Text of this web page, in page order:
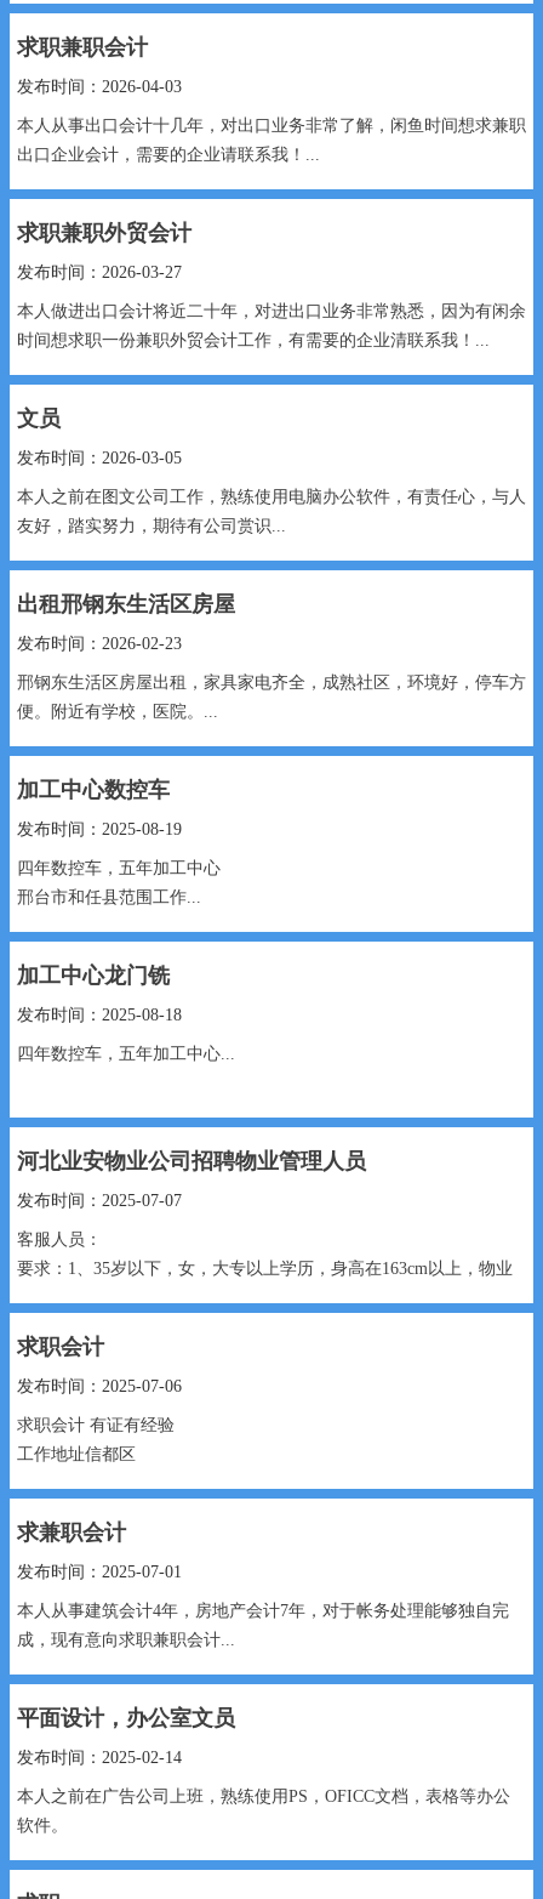
求职兼职会计
发布时间：2026-04-03
本人从事出口会计十几年，对出口业务非常了解，闲鱼时间想求兼职
出口企业会计，需要的企业请联系我！...
求职兼职外贸会计
发布时间：2026-03-27
本人做进出口会计将近二十年，对进出口业务非常熟悉，因为有闲余
时间想求职一份兼职外贸会计工作，有需要的企业清联系我！...
文员
发布时间：2026-03-05
本人之前在图文公司工作，熟练使用电脑办公软件，有责任心，与人
友好，踏实努力，期待有公司赏识...
出租邢钢东生活区房屋
发布时间：2026-02-23
邢钢东生活区房屋出租，家具家电齐全，成熟社区，环境好，停车方
便。附近有学校，医院。...
加工中心数控车
发布时间：2025-08-19
四年数控车，五年加工中心
邢台市和任县范围工作...
加工中心龙门铣
发布时间：2025-08-18
四年数控车，五年加工中心...
河北业安物业公司招聘物业管理人员
发布时间：2025-07-07
客服人员：
要求：1、35岁以下，女，大专以上学历，身高在163cm以上，物业
2、性格开朗，普通话标准，形象气质，语言沟通能力强；
3、...
求职会计
发布时间：2025-07-06
求职会计 有证有经验
工作地址信都区
求兼职会计
发布时间：2025-07-01
本人从事建筑会计4年，房地产会计7年，对于帐务处理能够独自完
成，现有意向求职兼职会计...
平面设计，办公室文员
发布时间：2025-02-14
本人之前在广告公司上班，熟练使用PS，OFICC文档，表格等办公
软件。